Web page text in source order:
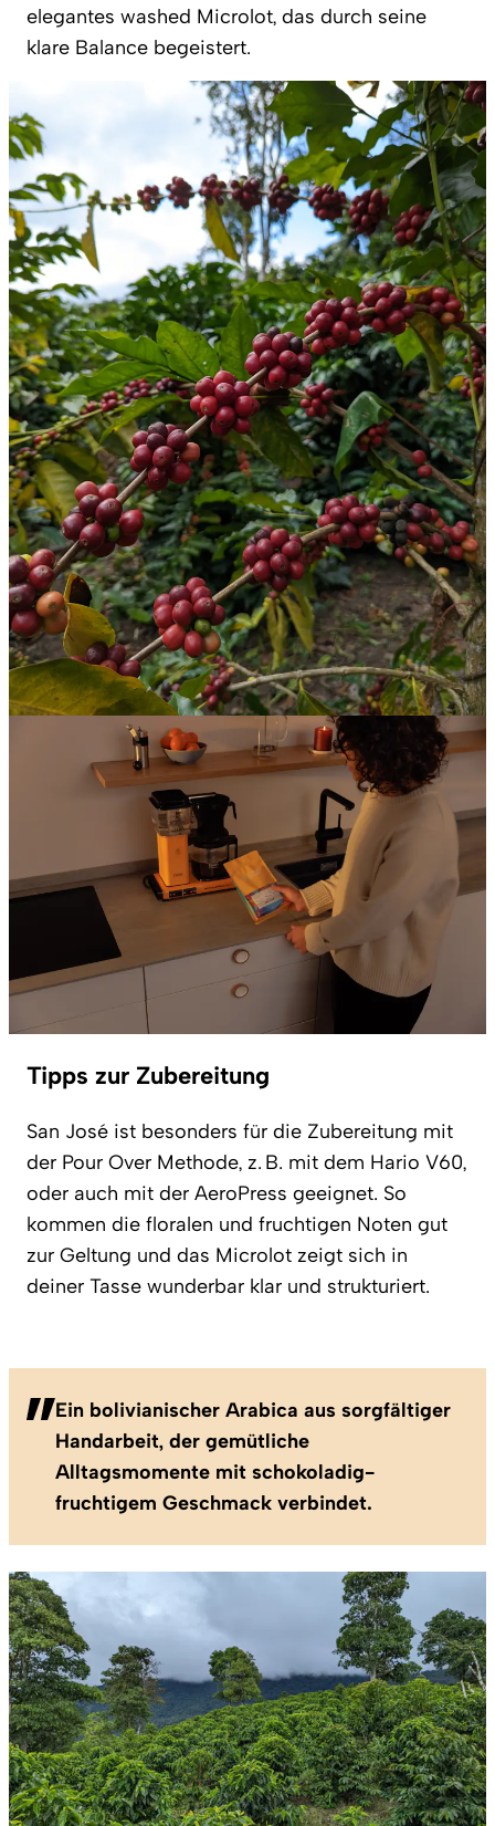
elegantes washed Microlot, das durch seine
klare Balance begeistert.
Tipps zur Zubereitung
San José ist besonders für die Zubereitung mit
der Pour Over Methode, z. B. mit dem Hario V60,
oder auch mit der AeroPress geeignet. So
kommen die floralen und fruchtigen Noten gut
zur Geltung und das Microlot zeigt sich in
deiner Tasse wunderbar klar und strukturiert.
Ein bolivianischer Arabica aus sorgfältiger
Handarbeit, der gemütliche
Alltagsmomente mit schokoladig-
fruchtigem Geschmack verbindet.